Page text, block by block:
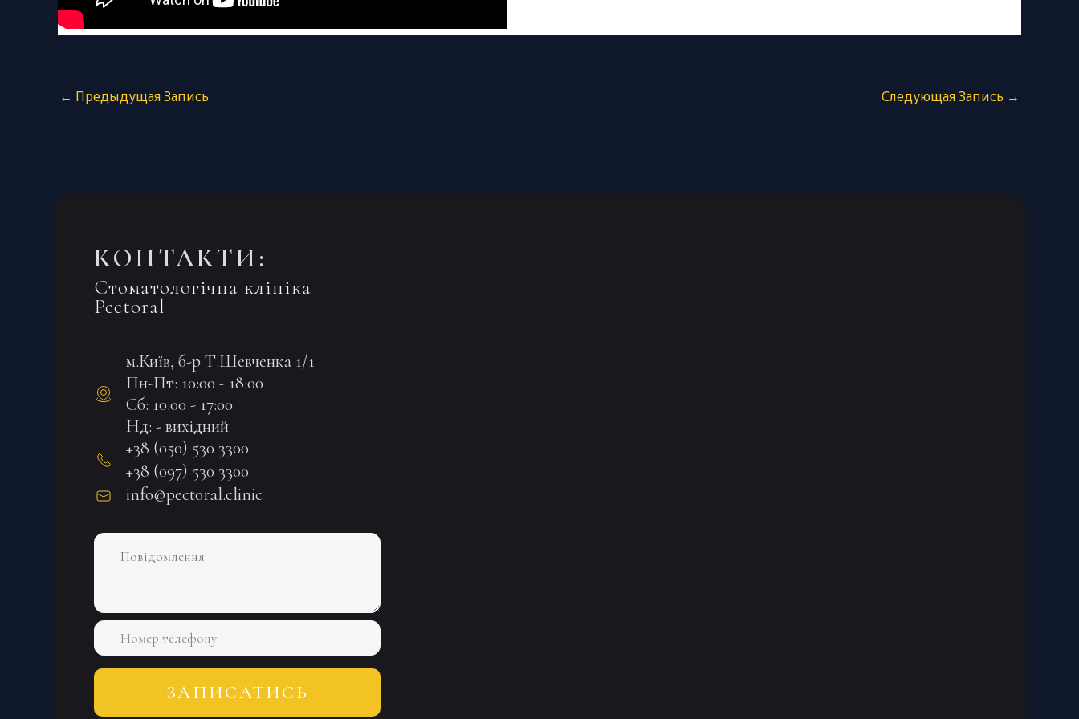
← Предыдущая Запись Следующая Запись →
КОНТАКТИ:
Стоматологічна клініка
Pectoral
м.Київ, б-р Т.Шевченка 1/1
Пн-Пт: 10:00 - 18:00
Сб: 10:00 - 17:00
Нд: - вихідний
+38 (050) 530 3300
+38 (097) 530 3300
info@pectoral.clinic